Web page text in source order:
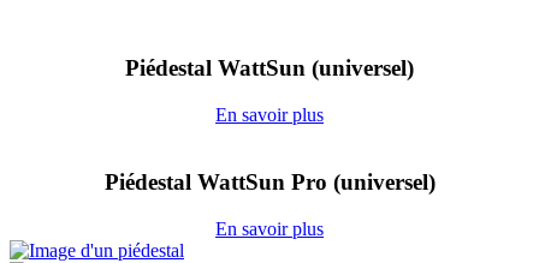
Piédestal WattSun (universel)
En savoir plus
Piédestal WattSun Pro (universel)
En savoir plus